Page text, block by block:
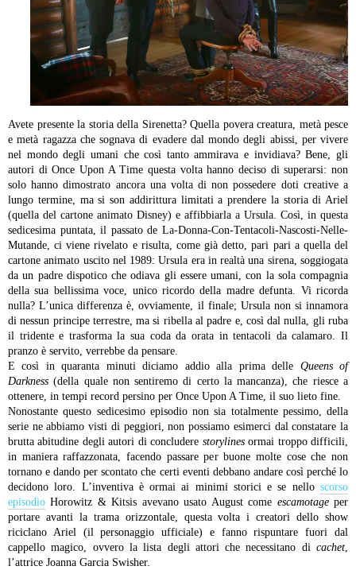
Avete presente la storia della Sirenetta? Quella povera creatura, metà pesce
e metà ragazza che sognava di evadere dal mondo degli abissi, per vivere
nel mondo degli umani che così tanto ammirava e invidiava? Bene, gli
autori di Once Upon A Time questa volta hanno deciso di superarsi: non
solo hanno dimostrato ancora una volta di non possedere doti creative a
lungo termine, ma si son addirittura limitati a prendere la storia di Ariel
(quella del cartone animato Disney) e affibbiarla a Ursula. Così, in questa
sedicesima puntata, il passato de La-Donna-Con-Tentacoli-Nascosti-Nelle-
Mutande, ci viene rivelato e risulta, come già detto, pari pari a quella del
cartone animato uscito nel 1989: Ursula era in realtà una sirena, soggiogata
da un padre dispotico che odiava gli essere umani, con la sola compagnia
della sua bellissima voce, unico ricordo della madre defunta. Vi ricorda
nulla? L’unica differenza è, ovviamente, il finale; Ursula non si innamora
di nessun principe terrestre, ma si ribella al padre e, così dal nulla, gli ruba
il tridente e trasforma la sua coda da orata in tentacoli da calamaro. Il
pranzo è servito, verrebbe da pensare.
E così in quaranta minuti diciamo addio alla prima delle Queens of
Darkness (della quale non sentiremo di certo la mancanza), che riesce a
ottenere, in tempi record persino per Once Upon A Time, il suo lieto fine.
Nonostante questo sedicesimo episodio non sia totalmente pessimo, della
serie ne abbiamo visti di peggiori, non possiamo esimerci dal constatare la
brutta abitudine degli autori di concludere storylinesormai troppo difficili,
in maniera raffazzonata, facendo passare per buone molte cose che non
tornano e dando per scontato che certi eventi debbano andare così perché lo
decidono loro. L’inventiva è ormai ai minimi storici e se nello scorso
episodio Horowitz & Kitsis avevano usato August come escamotageper
portare avanti la trama orizzontale, questa volta i creatori dello show
riciclano Ariel (il personaggio ufficiale) e fanno rispuntare fuori dal
cappello magico, ovvero la lista degli attori che necessitano di cachet
l’attrice Joanna Garcia Swisher.